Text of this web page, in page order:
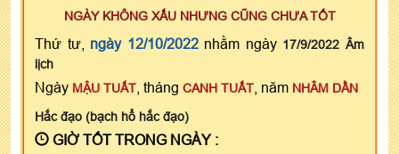
NGÀY KHÔNG XẤU NHƯNG CŨNG CHƯA TỐT
Thứ tư, ngày 12/10/2022nhằm ngày 17/9/2022 Âm
lịch
Ngày MẬU TUẤT , tháng CANH TUẤT , năm NHÂM DẦN
Hắc đạo (bạch hổ hắc đạo)
GIỜ TỐT TRONG NGÀY :